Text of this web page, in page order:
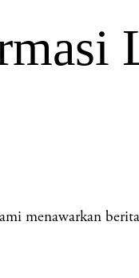
menawarkan